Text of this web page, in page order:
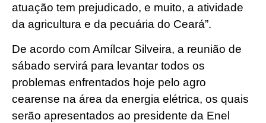
atuação tem prejudicado, e muito, a atividade
da agricultura e da pecuária do Ceará”.
De acordo com Amílcar Silveira, a reunião de
sábado servirá para levantar todos os
problemas enfrentados hoje pelo agro
cearense na área da energia elétrica, os quais
serão apresentados ao presidente da Enel